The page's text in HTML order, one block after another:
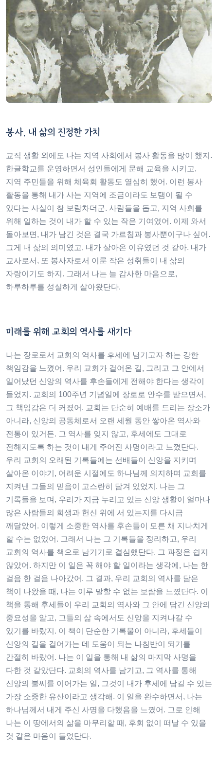
봉사, 내 삶의 진정한 가치
교직 생활 외에도 나는 지역 사회에서 봉사 활동을 많이 했지.
한글학교를 운영하면서 성인들에게 문해 교육을 시키고,
지역 주민들을 위해 체육회 활동도 열심히 했어. 이런 봉사
활동을 통해 내가 사는 지역에 조금이라도 보탬이 될 수
있다는 사실이 참 보람차더군. 사람들을 돕고, 지역 사회를
위해 일하는 것이 내가 할 수 있는 작은 기여였어. 이제 와서
돌아보면, 내가 남긴 것은 결국 가르침과 봉사뿐이구나 싶어.
그게 내 삶의 의미였고, 내가 살아온 이유였던 것 같아. 내가
교사로서, 또 봉사자로서 이룬 작은 성취들이 내 삶의
자랑이기도 하지. 그래서 나는 늘 감사한 마음으로,
하루하루를 성실하게 살아왔단다.
미래를 위해 교회의 역사를 새기다
나는 장로로서 교회의 역사를 후세에 남기고자 하는 강한
책임감을 느꼈어. 우리 교회가 걸어온 길, 그리고 그 안에서
일어났던 신앙의 역사를 후손들에게 전해야 한다는 생각이
들었지. 교회의 100주년 기념일에 장로로 안수를 받으면서,
그 책임감은 더 커졌어. 교회는 단순히 예배를 드리는 장소가
아니라, 신앙의 공동체로서 오랜 세월 동안 쌓아온 역사와
전통이 있거든. 그 역사를 잊지 않고, 후세에도 그대로
전해지도록 하는 것이 내게 주어진 사명이라고 느꼈단다.
우리 교회의 오래된 기록들에는 선배들이 신앙을 지키며
살아온 이야기, 어려운 시절에도 하나님께 의지하며 교회를
지켜낸 그들의 믿음이 고스란히 담겨 있었지. 나는 그
기록들을 보며, 우리가 지금 누리고 있는 신앙 생활이 얼마나
많은 사람들의 희생과 헌신 위에 서 있는지를 다시금
깨달았어. 이렇게 소중한 역사를 후손들이 모른 채 지나치게
할 수는 없었어. 그래서 나는 그 기록들을 정리하고, 우리
교회의 역사를 책으로 남기기로 결심했단다. 그 과정은 쉽지
않았어. 하지만 이 일은 꼭 해야 할 일이라는 생각에, 나는 한
걸음 한 걸음 나아갔어. 그 결과, 우리 교회의 역사를 담은
책이 나왔을 때, 나는 이루 말할 수 없는 보람을 느꼈단다. 이
책을 통해 후세들이 우리 교회의 역사와 그 안에 담긴 신앙의
중요성을 알고, 그들의 삶 속에서도 신앙을 지켜나갈 수
있기를 바랐지. 이 책이 단순한 기록물이 아니라, 후세들이
신앙의 길을 걸어가는 데 도움이 되는 나침반이 되기를
간절히 바랐어. 나는 이 일을 통해 내 삶의 마지막 사명을
다한 것 같았단다. 교회의 역사를 남기고, 그 역사를 통해
신앙의 불씨를 이어가는 일, 그것이 내가 후세에 남길 수 있는
가장 소중한 유산이라고 생각해. 이 일을 완수하면서, 나는
하나님께서 내게 주신 사명을 다했음을 느꼈어. 그로 인해
나는 이 땅에서의 삶을 마무리할 때, 후회 없이 떠날 수 있을
것 같은 마음이 들었단다.